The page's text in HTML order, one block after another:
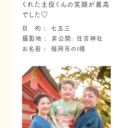
くれた主役くんの笑顔が最高
でした♡
目 的
七五三
撮影地
非公開: 住吉神社
お名前
福岡市のI様